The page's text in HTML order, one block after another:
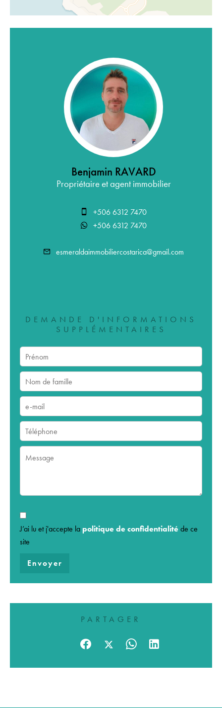
Benjamin RAVARD
Propriétaire et agent immobilier
+506 6312 7470
+506 6312 7470
esmeraldaimmobiliercostarica@gmail.com
DEMANDE D'INFORMATIONS
SUPPLÉMENTAIRES
J’ai lu et j'accepte la politique de confidentialité de ce
site
Envoyer
PARTAGER